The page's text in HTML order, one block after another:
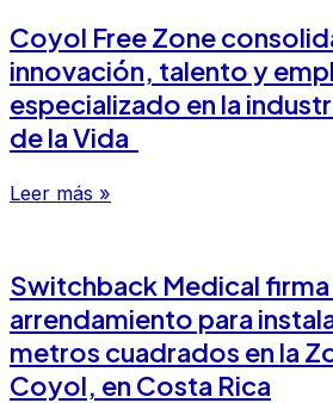
Coyol Free Zone
innovación, talento y
especializado en la
de la Vida
Leer más »
Switchback Medical
arrendamiento para
metros cuadrados en la
Coyol, en Costa Rica